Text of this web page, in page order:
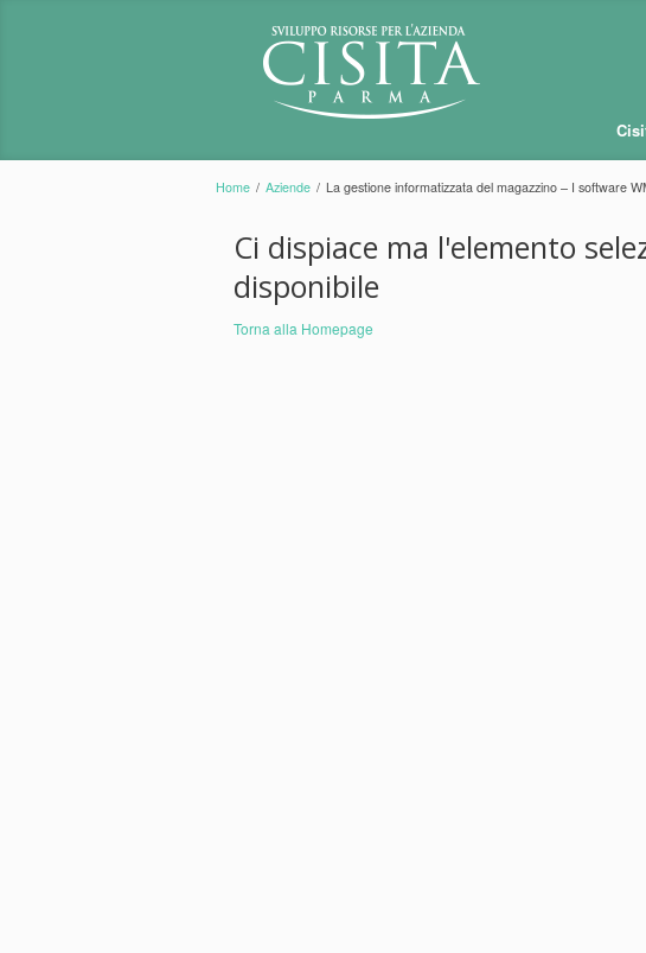
Home / Aziende / La gestione informatizzata del magazzino – I software
Ci dispiace ma l'elemento
disponibile
Torna alla Homepage